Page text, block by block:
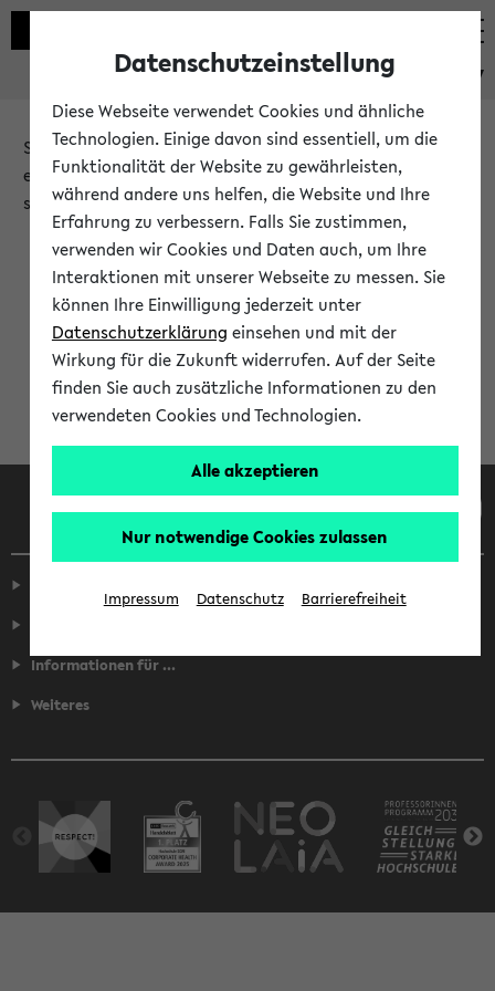
eKVV
Sie möchten auf eine eKVV Funktion zugreifen, die Ihnen
erst nach einer Anmeldung am System zur Verfügung
steht.
Bitte melden Sie sich an:
Anmeldung am eKVV
Informationen für ...
Weiteres
Datenschutzeinstellung
Diese Webseite verwendet Cookies und ähnliche
Technologien. Einige davon sind essentiell, um die
Funktionalität der Website zu gewährleisten,
während andere uns helfen, die Website und Ihre
Erfahrung zu verbessern. Falls Sie zustimmen,
verwenden wir Cookies und Daten auch, um Ihre
Interaktionen mit unserer Webseite zu messen. Sie
können Ihre Einwilligung jederzeit unter
Datenschutzerklärung einsehen und mit der
Wirkung für die Zukunft widerrufen. Auf der Seite
finden Sie auch zusätzliche Informationen zu den
verwendeten Cookies und Technologien.
Alle akzeptieren
Nur notwendige Cookies zulassen
Impressum Datenschutz Barrierefreiheit